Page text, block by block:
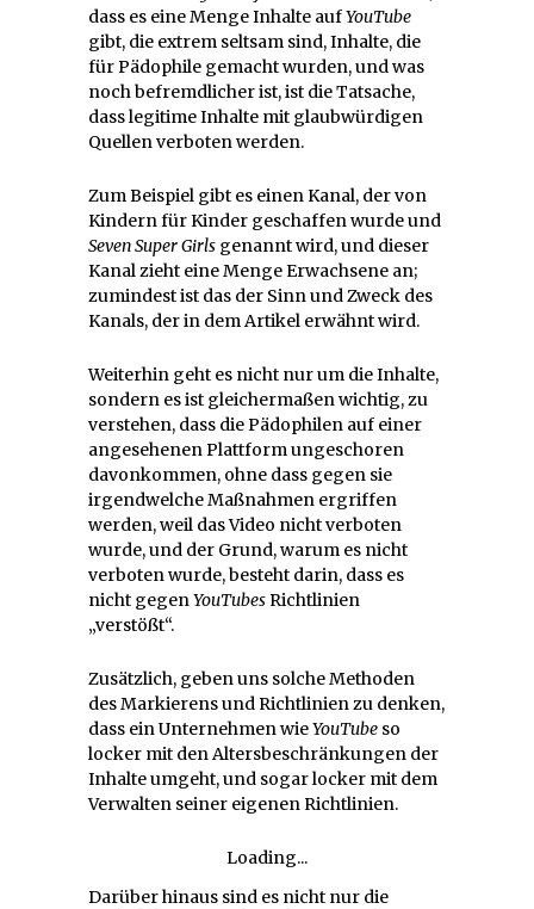
dass es eine Menge Inhalte aufYouTube
gibt, die extrem seltsam sind, Inhalte, die
für Pädophile gemacht wurden, und was
noch befremdlicher ist, ist die Tatsache,
dass legitime Inhalte mit glaubwürdigen
Quellen verboten werden.
Zum Beispiel gibt es einen Kanal, der von
Kindern für Kinder geschaffen wurde und
Seven Super Girls genannt wird, und dieser
Kanal zieht eine Menge Erwachsene an;
zumindest ist das der Sinn und Zweck des
Kanals, der in dem Artikel erwähnt wird.
Weiterhin geht es nicht nur um die Inhalte,
sondern es ist gleichermaßen wichtig, zu
verstehen, dass die Pädophilen auf einer
angesehenen Plattform ungeschoren
davonkommen, ohne dass gegen sie
irgendwelche Maßnahmen ergriffen
werden, weil das Video nicht verboten
wurde, und der Grund, warum es nicht
verboten wurde, besteht darin, dass es
nicht gegenYouTubesRichtlinien
„verstößt“.
Zusätzlich, geben uns solche Methoden
des Markierens und Richtlinien zu denken,
dass ein Unternehmen wieYouTube so
locker mit den Altersbeschränkungen der
Inhalte umgeht, und sogar locker mit dem
Verwalten seiner eigenen Richtlinien.
Loading...
Darüber hinaus sind es nicht nur die